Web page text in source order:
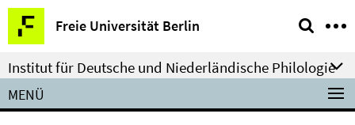
Springe
direkt
zu
Inhalt
Freie Universität Berlin
Service-
Navigation
Institut für Deutsche und Niederländische Philologie
MENÜ